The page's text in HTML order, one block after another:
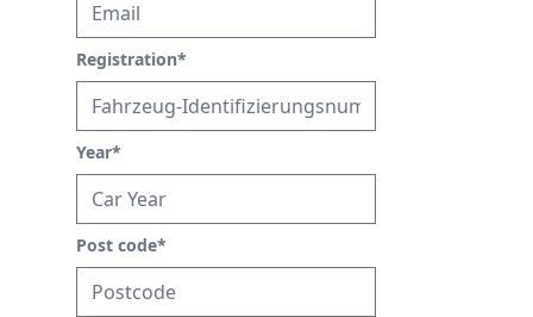
Registration*
Year*
Post code*